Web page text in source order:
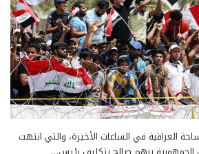
العراقية في الساعات الأخيرة، والتي انتهت